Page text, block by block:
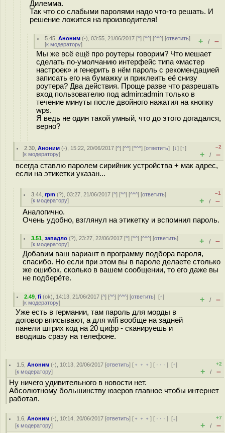
Дилемма.
Так что со слабыми паролями надо что-то решать. И
решение ложится на производителя!
5.45 ,Аноним (-), 03:55, 21/06/2017 [^] [^^] [^^^] [ответить]
[к модератору] + / –
Мы же всё ещё про роутеры говорим? Что мешает
сделать по-умолчанию интерфейс типа «мастер
настроек» и генерить в нём пароль с рекомендацией
записать его на бумажку и приклеить её снизу
роутера? Два действия. Проще разве что разрешать
вход пользователю под admin:admin только в
течение минуты после двойного нажатия на кнопку
wps.
Я ведь не один такой умный, что до этого догадался,
верно?
2.30 ,Аноним (-), 15:22, 20/06/2017 [^] [^^] [^^^] [ответить][↓] [↑]
[к модератору]
–2
+ / –
всегда ставлю паролем сирийник устройства + мак адрес,
если на этикетки указан...
3.44 ,rpm (?), 03:27, 21/06/2017 [^] [^^] [^^^] [ответить]
[к модератору]
–1
+ / –
Аналогично.
Очень удобно, взглянул на этикетку и вспомнил пароль.
3.51 ,западло (?), 23:27, 22/06/2017 [^] [^^] [^^^] [ответить]
[к модератору] + / –
Добавим ваш вариант в программу подбора пароля,
спасибо. Но если при этом вы в пароле делаете столько
же ошибок, сколько в вашем сообщении, то его даже вы
не подберёте.
2.49 ,fi (ok), 14:13, 21/06/2017 [^] [^^] [^^^] [ответить][↑]
[к модератору] + / –
Уже есть в германии, там пароль для морды в
договор вписывают, а для wifi вообще на задней
панели штрих код на 20 цифр - сканируешь и
вводишь сразу на телефоне.
1.5 ,Аноним (-), 10:13, 20/06/2017 [ответить] [ ﹢﹢﹢] [ · · ·][↑]
[к модератору]
+2
+ / –
Ну ничего удивительного в новости нет.
Абсолютному большинству юзеров главное чтобы интернет
работал.
1.6 ,Аноним (-), 10:14, 20/06/2017 [ответить] [ ﹢﹢﹢] [ · · ·][↓]
[к модератору]
+7
+ / –